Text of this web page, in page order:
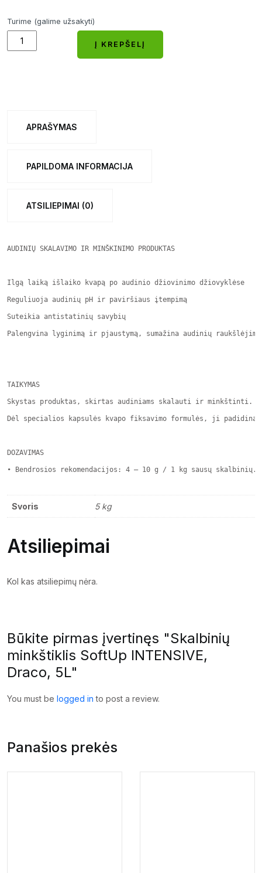
Turime (galime užsakyti)
Skalbinių
Į KREPŠELĮ
APRAŠYMAS
PAPILDOMA INFORMACIJA
ATSILIEPIMAI (0)
AUDINIŲ SKALAVIMO IR MINŠKINIMO PRODUKTAS
Ilgą laiką išlaiko kvapą po audinio džiovinimo džiovyklėse
Reguliuoja audinių pH ir paviršiaus įtempimą
Suteikia antistatinių savybių
Palengvina lyginimą ir pjaustymą, sumažina audinių
TAIKYMAS
Skystas produktas, skirtas audiniams skalauti ir minkštinti.
Dėl specialios kapsulės kvapo fiksavimo formulės, ji padidina
DOZAVIMAS
• Bendrosios rekomendacijos: 4 – 10 g / 1 kg sausų skalbinių.
Svoris 5 kg
Atsiliepimai
Kol kas atsiliepimų nėra.
Būkite pirmas įvertinęs "Skalbinių
minkštiklis SoftUp INTENSIVE,
Draco, 5L"
You must be logged in to post a review.
Panašios prekės